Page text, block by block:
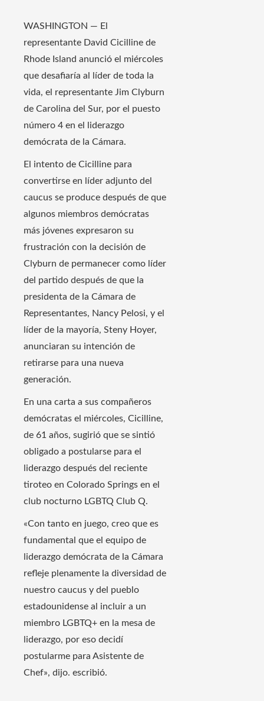
WASHINGTON — El
representante David Cicilline de
Rhode Island anunció el miércoles
que desafiaría al líder de toda la
vida, el representante Jim Clyburn
de Carolina del Sur, por el puesto
número 4 en el liderazgo
demócrata de la Cámara.
El intento de Cicilline para
convertirse en líder adjunto del
caucus se produce después de que
algunos miembros demócratas
más jóvenes expresaron su
frustración con la decisión de
Clyburn de permanecer como líder
del partido después de que la
presidenta de la Cámara de
Representantes, Nancy Pelosi, y el
líder de la mayoría, Steny Hoyer,
anunciaran su intención de
retirarse para una nueva
generación.
En una carta a sus compañeros
demócratas el miércoles, Cicilline,
de 61 años, sugirió que se sintió
obligado a postularse para el
liderazgo después del reciente
tiroteo en Colorado Springs en el
club nocturno LGBTQ Club Q.
«Con tanto en juego, creo que es
fundamental que el equipo de
liderazgo demócrata de la Cámara
refleje plenamente la diversidad de
nuestro caucus y del pueblo
estadounidense al incluir a un
miembro LGBTQ+ en la mesa de
liderazgo, por eso decidí
postularme para Asistente de
Chef», dijo. escribió.